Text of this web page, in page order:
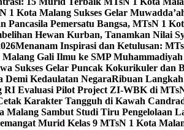
1 Kota Malang Sukses Gelar
Pancasila Pemersatu Bangsa, MTsN 1
Hewan Kurban, Tanamkan Nilai
Menanam Inspirasi dan Ketulusan:
Gali Ilmu ke SMP
Sukses Gelar Puncak Kokurikuler dan
Demi Kedaulatan NegaraRibuan
Evaluasi Pilot Project ZI-WBK di
Karakter Tangguh di Kawah
Malang Sambut Studi Tiru Pengelolaan
Murid Kelas 9 MTsN 1 Kota